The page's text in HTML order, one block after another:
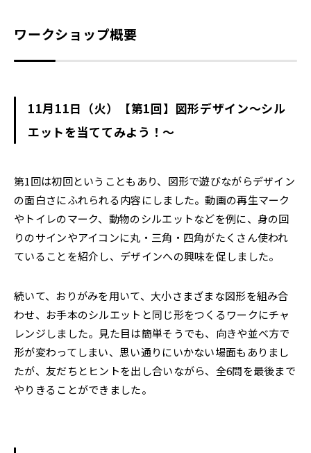
ワークショップ概要
11月11日（火）【第1回】図形デザイン～シル
エットを当ててみよう！～
第1回は初回ということもあり、図形で遊びながらデザイン
の面白さにふれられる内容にしました。動画の再生マーク
やトイレのマーク、動物のシルエットなどを例に、身の回
りのサインやアイコンに丸・三角・四角がたくさん使われ
ていることを紹介し、デザインへの興味を促しました。
続いて、おりがみを用いて、大小さまざまな図形を組み合
わせ、お手本のシルエットと同じ形をつくるワークにチャ
レンジしました。見た目は簡単そうでも、向きや並べ方で
形が変わってしまい、思い通りにいかない場面もありまし
たが、友だちとヒントを出し合いながら、全6問を最後まで
やりきることができました。